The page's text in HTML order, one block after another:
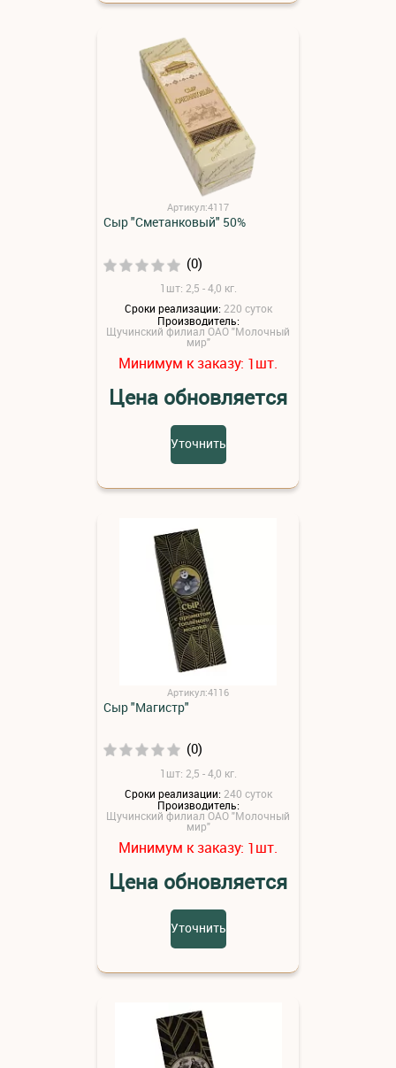
Артикул:4117
Сыр "Сметанковый" 50%
(0)
1шт: 2,5 - 4,0 кг.
Сроки реализации: 220 суток
Производитель:
Щучинский филиал ОАО "Молочный
мир"
Минимум к заказу: 1шт.
Цена обновляется
Уточнить
Артикул:4116
Сыр "Магистр"
(0)
1шт: 2,5 - 4,0 кг.
Сроки реализации: 240 суток
Производитель:
Щучинский филиал ОАО "Молочный
мир"
Минимум к заказу: 1шт.
Цена обновляется
Уточнить